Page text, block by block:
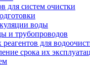
для систем очистки
воды
и трубопроводов
для
срока их